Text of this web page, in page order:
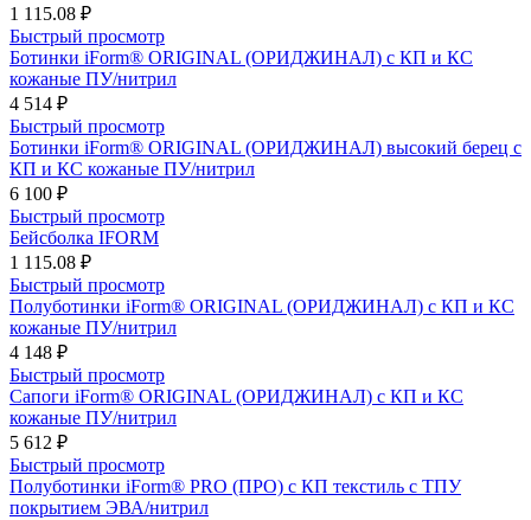
1 115.08 ₽
Быстрый просмотр
Ботинки iForm® ORIGINAL (ОРИДЖИНАЛ) с КП и КС
кожаные ПУ/нитрил
4 514 ₽
Быстрый просмотр
Ботинки iForm® ORIGINAL (ОРИДЖИНАЛ) высокий берец с
КП и КС кожаные ПУ/нитрил
6 100 ₽
Быстрый просмотр
Бейсболка IFORM
1 115.08 ₽
Быстрый просмотр
Полуботинки iForm® ORIGINAL (ОРИДЖИНАЛ) с КП и КС
кожаные ПУ/нитрил
4 148 ₽
Быстрый просмотр
Сапоги iForm® ORIGINAL (ОРИДЖИНАЛ) с КП и КС
кожаные ПУ/нитрил
5 612 ₽
Быстрый просмотр
Полуботинки iForm® PRO (ПРО) с КП текстиль с ТПУ
покрытием ЭВА/нитрил